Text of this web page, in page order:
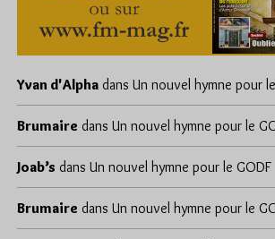
Yvan d'Alpha dans Un nouvel hymne pour
Brumaire dans Un nouvel hymne pour le
Joab’s dans Un nouvel hymne pour le GODF
Brumaire dans Un nouvel hymne pour le